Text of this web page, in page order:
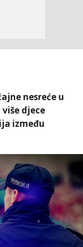
nesreće u
djece
između